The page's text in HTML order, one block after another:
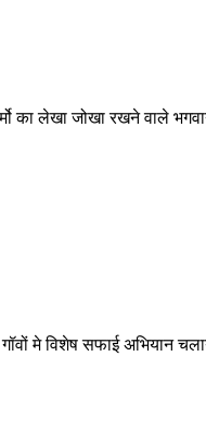
का लेखा जोखा रखने वाले
मे विशेष सफाई अभियान